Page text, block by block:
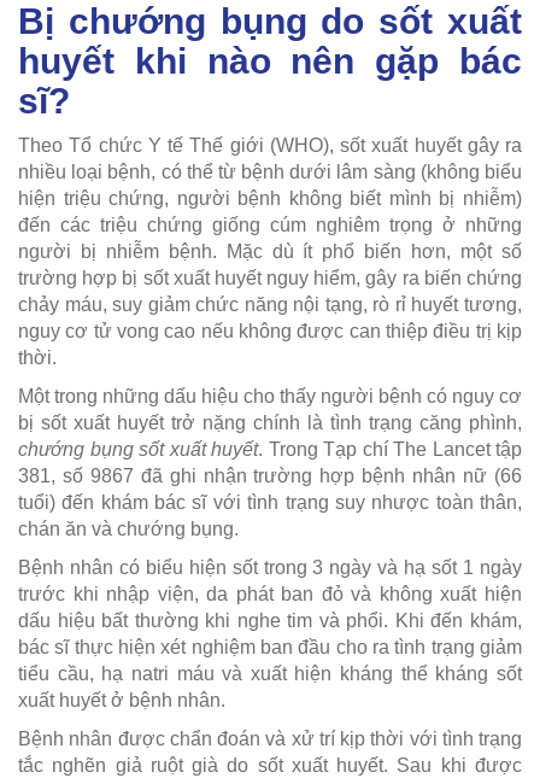
Bị chướng bụng do sốt xuất
huyết khi nào nên gặp bác
sĩ?
Theo Tổ chức Y tế Thế giới (WHO), sốt xuất huyết gây ra
nhiều loại bệnh, có thể từ bệnh dưới lâm sàng (không biểu
hiện triệu chứng, người bệnh không biết mình bị nhiễm)
đến các triệu chứng giống cúm nghiêm trọng ở những
người bị nhiễm bệnh. Mặc dù ít phổ biến hơn, một số
trường hợp bị sốt xuất huyết nguy hiểm, gây ra biến chứng
chảy máu, suy giảm chức năng nội tạng, rò rỉ huyết tương,
nguy cơ tử vong cao nếu không được can thiệp điều trị kịp
thời.
Một trong những dấu hiệu cho thấy người bệnh có nguy cơ
bị sốt xuất huyết trở nặng chính là tình trạng căng phình,
chướng bụng sốt xuất huyết. Trong Tạp chí The Lancet tập
381, số 9867 đã ghi nhận trường hợp bệnh nhân nữ (66
tuổi) đến khám bác sĩ với tình trạng suy nhược toàn thân,
chán ăn và chướng bụng.
Bệnh nhân có biểu hiện sốt trong 3 ngày và hạ sốt 1 ngày
trước khi nhập viện, da phát ban đỏ và không xuất hiện
dấu hiệu bất thường khi nghe tim và phổi. Khi đến khám,
bác sĩ thực hiện xét nghiệm ban đầu cho ra tình trạng giảm
tiểu cầu, hạ natri máu và xuất hiện kháng thể kháng sốt
xuất huyết ở bệnh nhân.
Bệnh nhân được chẩn đoán và xử trí kịp thời với tình trạng
tắc nghẽn giả ruột già do sốt xuất huyết. Sau khi được